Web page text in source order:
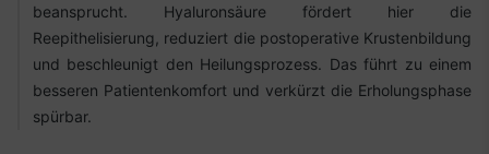
beansprucht. Hyaluronsäure fördert hier die
Reepithelisierung, reduziert die postoperative Krustenbildung
und beschleunigt den Heilungsprozess. Das führt zu einem
besseren Patientenkomfort und verkürzt die Erholungsphase
spürbar.